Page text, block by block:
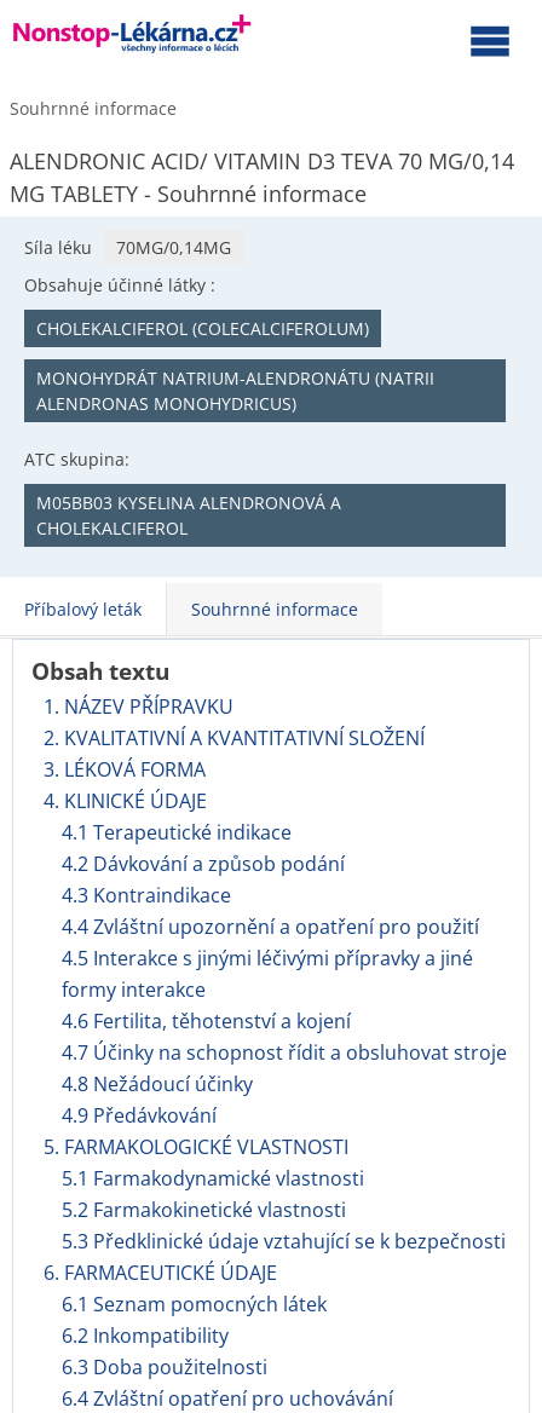
Souhrnné informace
ALENDRONIC ACID/ VITAMIN D3 TEVA 70 MG/0,14
MG TABLETY - Souhrnné informace
Síla léku
70MG/0,14MG
Obsahuje účinné látky :
CHOLEKALCIFEROL (COLECALCIFEROLUM)
MONOHYDRÁT NATRIUM-ALENDRONÁTU (NATRII
ALENDRONAS MONOHYDRICUS)
ATC skupina:
M05BB03 KYSELINA ALENDRONOVÁ A
CHOLEKALCIFEROL
Příbalový leták Souhrnné informace
Obsah textu
1. NÁZEV PŘÍPRAVKU
2. KVALITATIVNÍ A KVANTITATIVNÍ SLOŽENÍ
3. LÉKOVÁ FORMA
4. KLINICKÉ ÚDAJE
4.1 Terapeutické indikace
4.2 Dávkování a způsob podání
4.3 Kontraindikace
4.4 Zvláštní upozornění a opatření pro použití
4.5 Interakce s jinými léčivými přípravky a jiné
formy interakce
4.6 Fertilita, těhotenství a kojení
4.7 Účinky na schopnost řídit a obsluhovat stroje
4.8 Nežádoucí účinky
4.9 Předávkování
5. FARMAKOLOGICKÉ VLASTNOSTI
5.1 Farmakodynamické vlastnosti
5.2 Farmakokinetické vlastnosti
5.3 Předklinické údaje vztahující se k bezpečnosti
6. FARMACEUTICKÉ ÚDAJE
6.1 Seznam pomocných látek
6.2 Inkompatibility
6.3 Doba použitelnosti
6.4 Zvláštní opatření pro uchovávání